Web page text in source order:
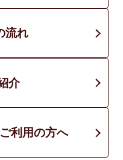
流れ
介
利用の方へ